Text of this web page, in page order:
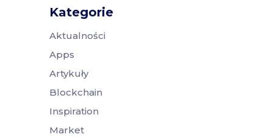
Kategorie
Aktualności
Apps
Artykuły
Blockchain
Inspiration
Market